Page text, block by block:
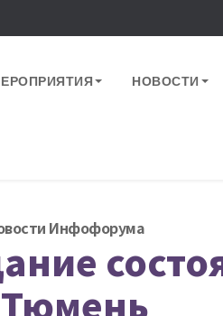
НОВОСТИ
Инфофорума